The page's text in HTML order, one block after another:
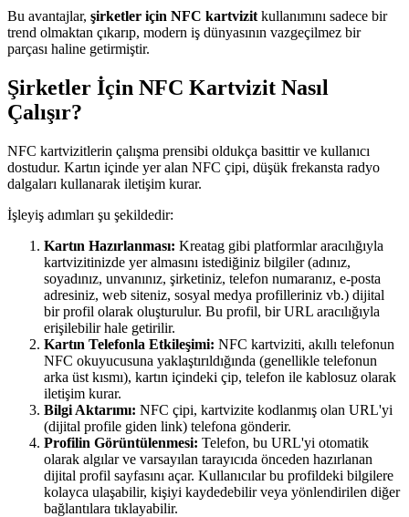
Bu avantajlar, şirketler için NFC kartvizit kullanımını sadece bir
trend olmaktan çıkarıp, modern iş dünyasının vazgeçilmez bir
parçası haline getirmiştir.
Şirketler İçin NFC Kartvizit Nasıl
Çalışır?
NFC kartvizitlerin çalışma prensibi oldukça basittir ve kullanıcı
dostudur. Kartın içinde yer alan NFC çipi, düşük frekansta radyo
dalgaları kullanarak iletişim kurar.
İşleyiş adımları şu şekildedir:
Kartın Hazırlanması: Kreatag gibi platformlar aracılığıyla
kartvizitinizde yer almasını istediğiniz bilgiler (adınız,
soyadınız, unvanınız, şirketiniz, telefon numaranız, e-posta
adresiniz, web siteniz, sosyal medya profilleriniz vb.) dijital
bir profil olarak oluşturulur. Bu profil, bir URL aracılığıyla
erişilebilir hale getirilir.
Kartın Telefonla Etkileşimi: NFC kartviziti, akıllı telefonun
NFC okuyucusuna yaklaştırıldığında (genellikle telefonun
arka üst kısmı), kartın içindeki çip, telefon ile kablosuz olarak
iletişim kurar.
Bilgi Aktarımı: NFC çipi, kartvizite kodlanmış olan URL'yi
(dijital profile giden link) telefona gönderir.
Profilin Görüntülenmesi: Telefon, bu URL'yi otomatik
olarak algılar ve varsayılan tarayıcıda önceden hazırlanan
dijital profil sayfasını açar. Kullanıcılar bu profildeki bilgilere
kolayca ulaşabilir, kişiyi kaydedebilir veya yönlendirilen diğer
bağlantılara tıklayabilir.